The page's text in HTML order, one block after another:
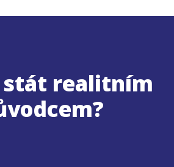
stát realitním